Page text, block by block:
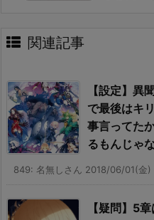
関連記事
【設定】異
で最後はキ
事言ってた
るもんじゃ
849: 名無しさん 2018/06/01(金
【疑問】5